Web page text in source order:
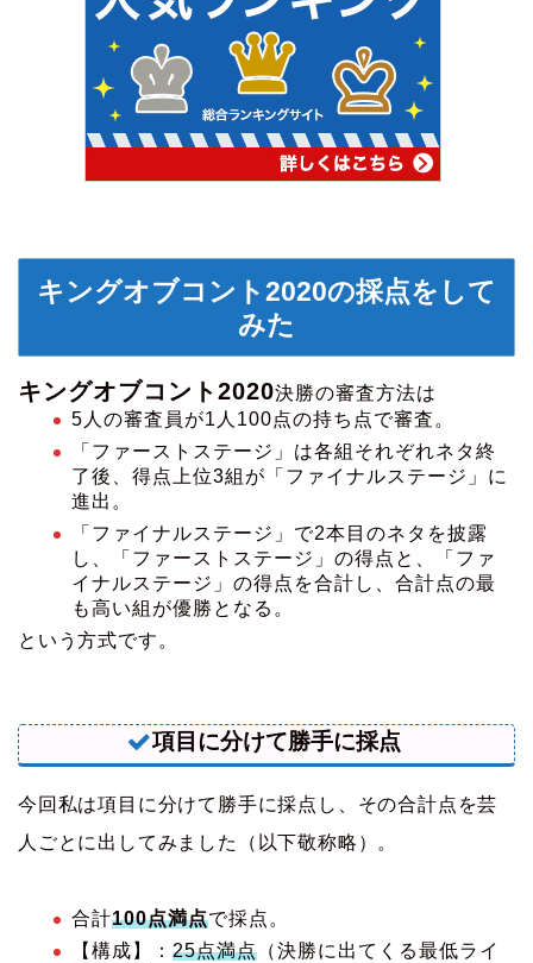
キングオブコント2020の採点をして
みた
キングオブコント2020決勝の審査方法は
5人の審査員が1人100点の持ち点で審査。
「ファーストステージ」は各組それぞれネタ終
了後、得点上位3組が「ファイナルステージ」に
進出。
「ファイナルステージ」で2本目のネタを披露
し、「ファーストステージ」の得点と、「ファ
イナルステージ」の得点を合計し、合計点の最
も高い組が優勝となる。
という方式です。
項目に分けて勝手に採点
今回私は項目に分けて勝手に採点し、その合計点を芸
人ごとに出してみました（以下敬称略）。
合計100点満点で採点。
【構成】： 25点満点 （決勝に出てくる最低ライ